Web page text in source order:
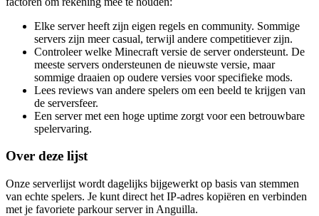
Elke server heeft zijn eigen regels en community. Sommige
servers zijn meer casual, terwijl andere competitiever zijn.
Controleer welke Minecraft versie de server ondersteunt. De
meeste servers ondersteunen de nieuwste versie, maar
sommige draaien op oudere versies voor specifieke mods.
Lees reviews van andere spelers om een beeld te krijgen van
de serversfeer.
Een server met een hoge uptime zorgt voor een betrouwbare
spelervaring.
Over deze lijst
Onze serverlijst wordt dagelijks bijgewerkt op basis van stemmen
van echte spelers. Je kunt direct het IP-adres kopiëren en verbinden
met je favoriete parkour server in Anguilla.